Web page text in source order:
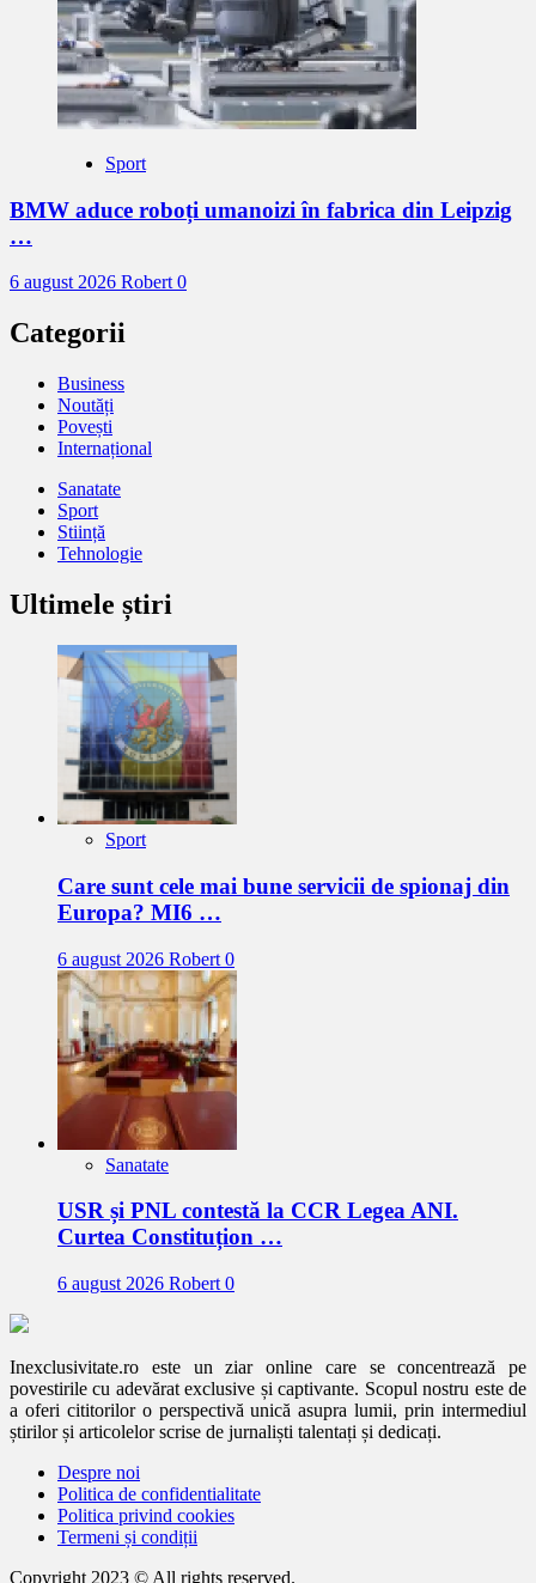
Sport
BMW aduce roboți umanoizi în fabrica din Leipzig
…
6 august 2026 Robert0
Categorii
Business
Noutăți
Povești
Internațional
Sanatate
Sport
Stiință
Tehnologie
Ultimele știri
Sport
Care sunt cele mai bune servicii de spionaj din
Europa? MI6 …
6 august 2026 Robert 0
Sanatate
USR și PNL contestă la CCR Legea ANI.
Curtea Constituțion …
6 august 2026 Robert 0
Inexclusivitate.ro este un ziar online care se concentrează pe
povestirile cu adevărat exclusive și captivante. Scopul nostru este de
a oferi cititorilor o perspectivă unică asupra lumii, prin intermediul
știrilor și articolelor scrise de jurnaliști talentați și dedicați.
Despre noi
Politica de confidentialitate
Politica privind cookies
Termeni și condiții
Copyright 2023 © All rights reserved.